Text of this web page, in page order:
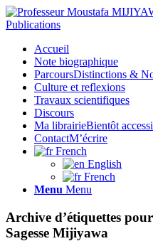
Accueil
Note biographique
ParcoursDistinctions &
Culture et reflexions
Travaux scientifiques
Discours
Ma librairieBientôt
ContactM’écrire
French
English
French
Menu Menu
Archive d’étiquettes
Sagesse Mijiyawa